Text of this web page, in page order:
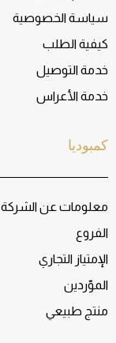
كمبوديا
معلومات عن الشركة
الفروع
الإمتياز التجاري
الموّردين
منتج طبيعي
سياسة الخصوصية
كيفية الطلب
خدمة التوصيل
خدمة الأعراس